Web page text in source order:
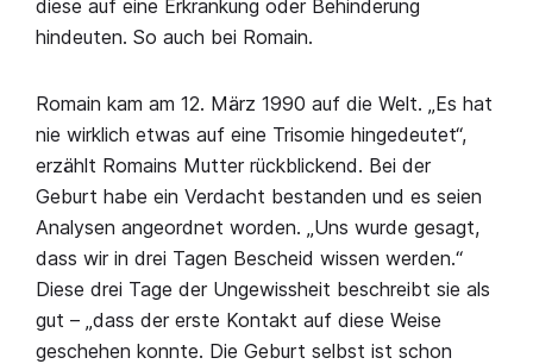
diese auf eine Erkrankung oder Behinderung
hindeuten. So auch bei Romain.
Romain kam am 12. März 1990 auf die Welt. „Es hat
nie wirklich etwas auf eine Trisomie hingedeutet“,
erzählt Romains Mutter rückblickend. Bei der
Geburt habe ein Verdacht bestanden und es seien
Analysen angeordnet worden. „Uns wurde gesagt,
dass wir in drei Tagen Bescheid wissen werden.“
Diese drei Tage der Ungewissheit beschreibt sie als
gut – „dass der erste Kontakt auf diese Weise
geschehen konnte. Die Geburt selbst ist schon